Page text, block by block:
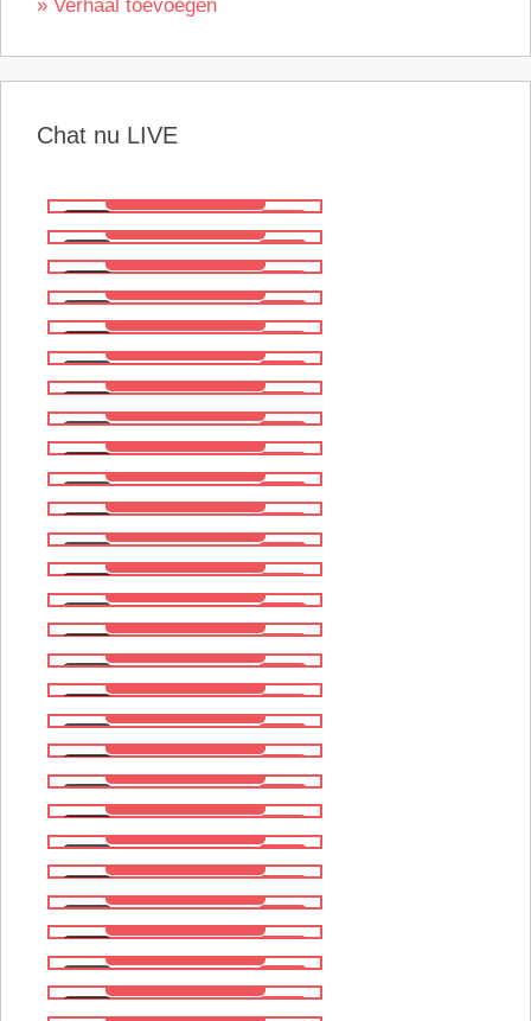
» Verhaal toevoegen
Chat nu LIVE